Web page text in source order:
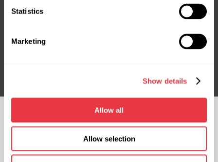
Statistics
Marketing
Show details
Allow all
Allow selection
No te pierdas ofertas exclusivas y descuentos
CHATEA CON
CONTACTOS